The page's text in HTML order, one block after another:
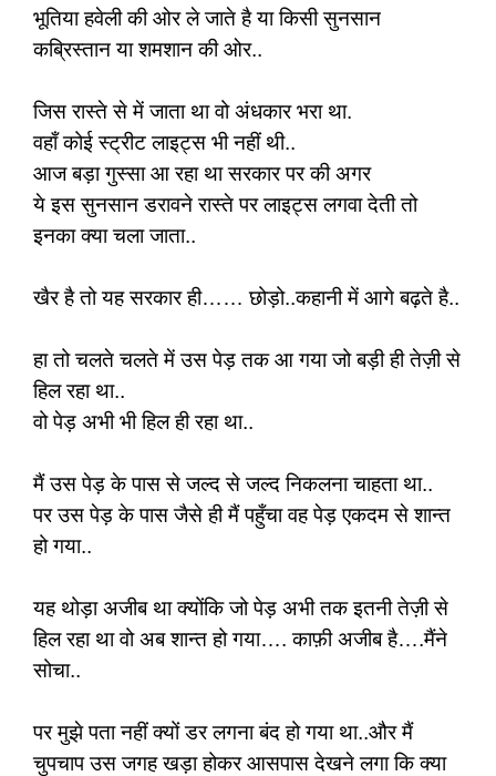
भूतिया हवेली की ओर ले जाते है या किसी सुनसान
कब्रिस्तान या शमशान की ओर..
जिस रास्ते से में जाता था वो अंधकार भरा था.
वहाँ कोई स्ट्रीट लाइट्स भी नहीं थी..
आज बड़ा गुस्सा आ रहा था सरकार पर की अगर
ये इस सुनसान डरावने रास्ते पर लाइट्स लगवा देती तो
इनका क्या चला जाता..
खैर है तो यह सरकार ही…… छोड़ो..कहानी में आगे बढ़ते है..
हा तो चलते चलते में उस पेड़ तक आ गया जो बड़ी ही तेज़ी से
हिल रहा था..
वो पेड़ अभी भी हिल ही रहा था..
मैं उस पेड़ के पास से जल्द से जल्द निकलना चाहता था..
पर उस पेड़ के पास जैसे ही मैं पहुँचा वह पेड़ एकदम से शान्त
हो गया..
यह थोड़ा अजीब था क्योंकि जो पेड़ अभी तक इतनी तेज़ी से
हिल रहा था वो अब शान्त हो गया…. काफ़ी अजीब है….मैंने
सोचा..
पर मुझे पता नहीं क्यों डर लगना बंद हो गया था..और मैं
चुपचाप उस जगह खड़ा होकर आसपास देखने लगा कि क्या